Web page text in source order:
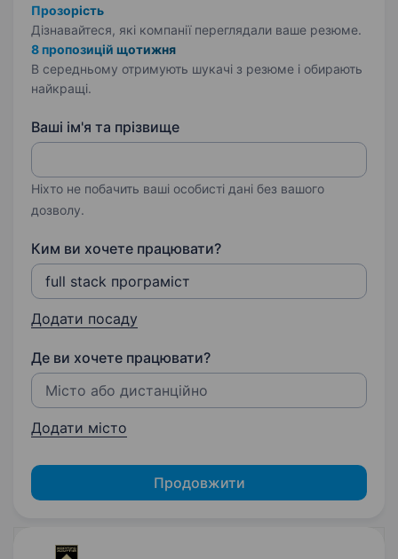
Прозорість
Дізнавайтеся, які компанії переглядали ваше резюме.
8 пропозицій щотижня
В середньому отримують шукачі з резюме і обирають
найкращі.
Ваші ім'я та прізвище
Ніхто не побачить ваші особисті дані без вашого
дозволу.
Ким ви хочете працювати?
Додати посаду
Де ви хочете працювати?
Додати місто
Продовжити